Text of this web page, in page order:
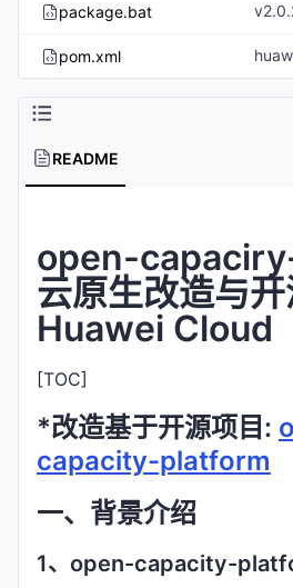
package.bat
pom.xml
README
open-
云原生改造与
Huawei Cloud
[TOC]
*改造基于开源项目:
capacity-platform
一、背景介绍
1、open-capacity-